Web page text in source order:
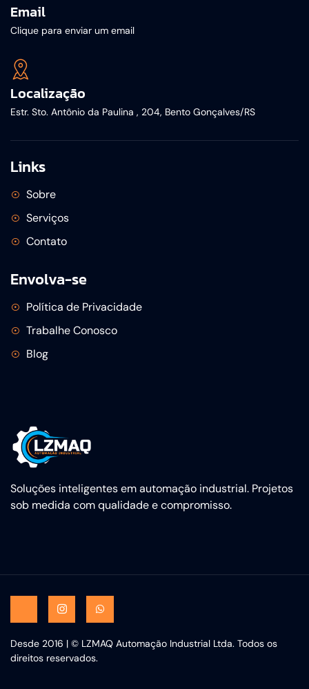
Soluções inteligentes em automação industrial. Projetos
sob medida com qualidade e compromisso.
Email
Clique para enviar um email
Localização
Estr. Sto. Antônio da Paulina , 204, Bento Gonçalves/RS
Links
Sobre
Serviços
Contato
Envolva-se
Política de Privacidade
Trabalhe Conosco
Blog
Desde 2016 | © LZMAQ Automação Industrial Ltda. Todos os
direitos reservados.